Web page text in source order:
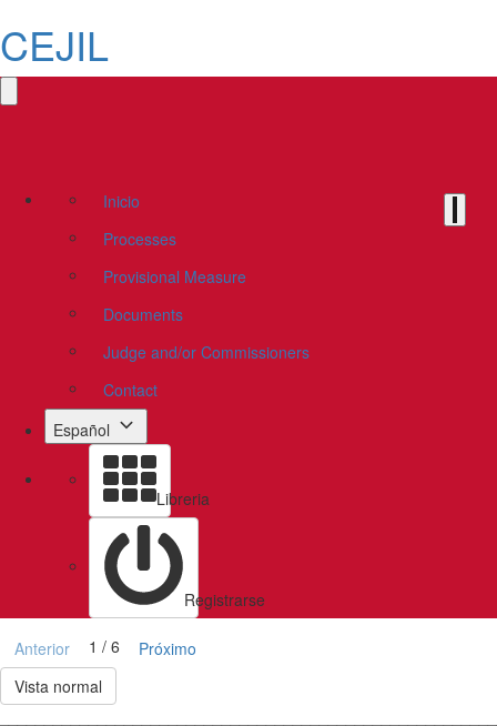
CEJIL
Inicio
Processes
Provisional Measure
Documents
Judge and/or Commissioners
Contact
Español
Libreria
Registrarse
Anterior 1 / 6
Próximo
Vista normal